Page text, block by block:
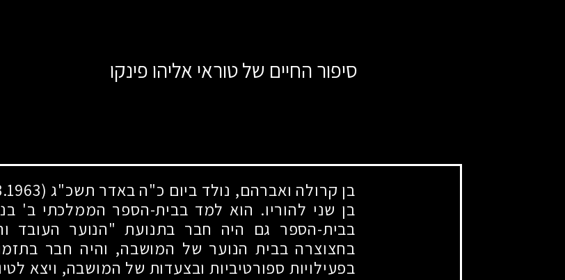
סיפור החיים של טוראי אליהו פינקו
בן קרולה ואברהם, נולד ביום כ"ה באדר תשכ"ג (21.3.1963)
בן שני להוריו. הוא למד בבית-הספר הממלכתי ב'
בבית-הספר גם היה חבר בתנועת "הנוער העובד
בחצוצרה בבית הנוער של המושבה, והיה חבר
בפעילויות ספורטיביות ובצעדות של המושבה, ויצא